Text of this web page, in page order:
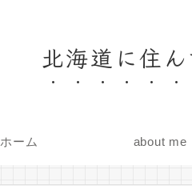
北海道に住
ホーム about me